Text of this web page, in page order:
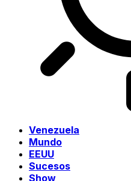
Venezuela
Mundo
EEUU
Sucesos
Show